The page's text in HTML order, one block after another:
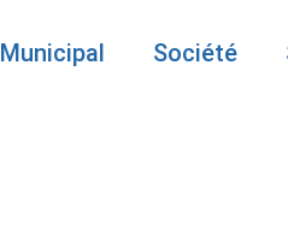
Municipal Société